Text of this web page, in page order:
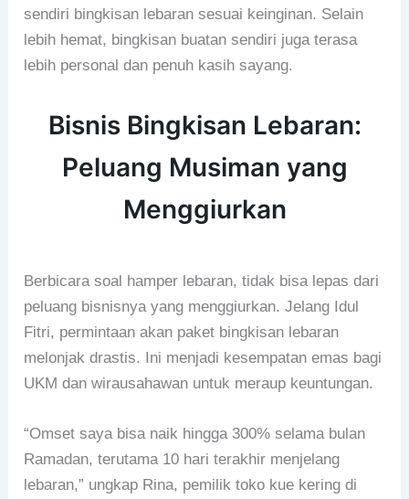
sendiri bingkisan lebaran sesuai keinginan. Selain
lebih hemat, bingkisan buatan sendiri juga terasa
lebih personal dan penuh kasih sayang.
Bisnis Bingkisan Lebaran:
Peluang Musiman yang
Menggiurkan
Berbicara soal hamper lebaran, tidak bisa lepas dari
peluang bisnisnya yang menggiurkan. Jelang Idul
Fitri, permintaan akan paket bingkisan lebaran
melonjak drastis. Ini menjadi kesempatan emas bagi
UKM dan wirausahawan untuk meraup keuntungan.
“Omset saya bisa naik hingga 300% selama bulan
Ramadan, terutama 10 hari terakhir menjelang
lebaran,” ungkap Rina, pemilik toko kue kering di